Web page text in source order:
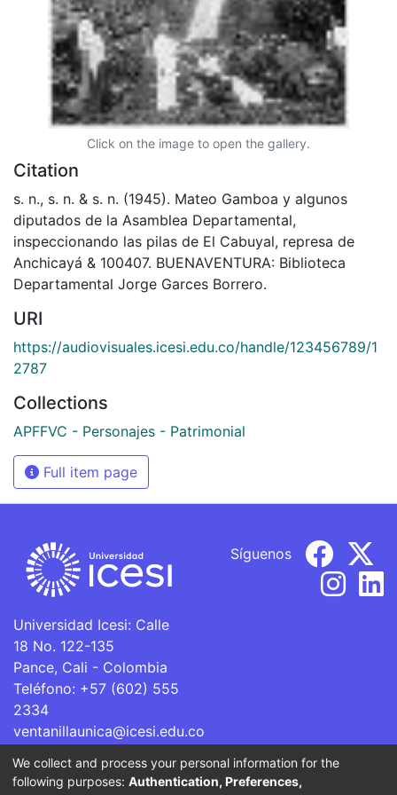
Click on the image to open the gallery.
Citation
s. n., s. n. & s. n. (1945). Mateo Gamboa y algunos
diputados de la Asamblea Departamental,
inspeccionando las pilas de El Cabuyal, represa de
Anchicayá & 100407. BUENAVENTURA: Biblioteca
Departamental Jorge Garces Borrero.
URI
https://audiovisuales.icesi.edu.co/handle/123456789/1
2787
Collections
APFFVC - Personajes - Patrimonial
Full item page
Universidad Icesi: Calle
18 No. 122-135
Pance, Cali - Colombia
Teléfono: +57 (602) 555
2334
ventanillaunica@icesi.edu.co
Síguenos
La Universidad Icesi es una Institución de Educación
We collect and process your personal information for the
following purposes: Authentication, Preferences,